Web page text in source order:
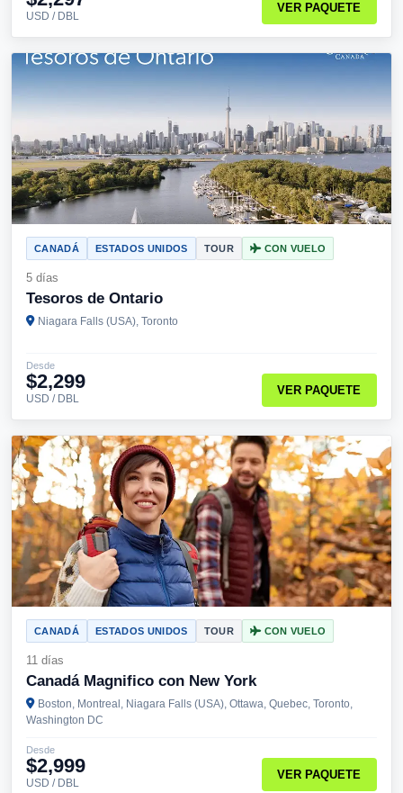
USD / DBL
VER PAQUETE
CANADÁ ESTADOS UNIDOS TOUR CON VUELO
5 días
Tesoros de Ontario
Niagara Falls (USA), Toronto
Desde
$2,299
USD / DBL
VER PAQUETE
CANADÁ ESTADOS UNIDOS TOUR CON VUELO
11 días
Canadá Magnifico con New York
Boston, Montreal, Niagara Falls (USA), Ottawa, Quebec, Toronto,
Washington DC
Desde
$2,999
USD / DBL
VER PAQUETE